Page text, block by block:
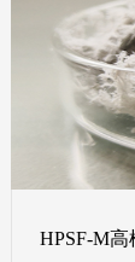
HPSF-M